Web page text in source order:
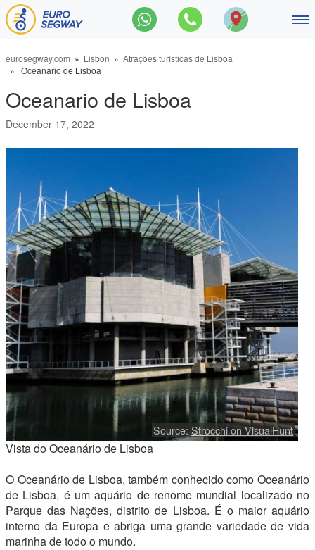
Navegação principal
Tours de Segway
Passeio em segwa pelo rio
Contacto
Sobre nós
Blog
Português
eurosegway.com » Lisbon » Atrações turísticas de Lisboa
» Oceanario de Lisboa
Oceanario de Lisboa
December 17, 2022
Source:Strocchi on VisualHunt
Vista do Oceanário de Lisboa
O Oceanário de Lisboa, também conhecido como Oceanário
de Lisboa, é um aquário de renome mundial localizado no
Parque das Nações, distrito de Lisboa. É o maior aquário
interno da Europa e abriga uma grande variedade de vida
marinha de todo o mundo.